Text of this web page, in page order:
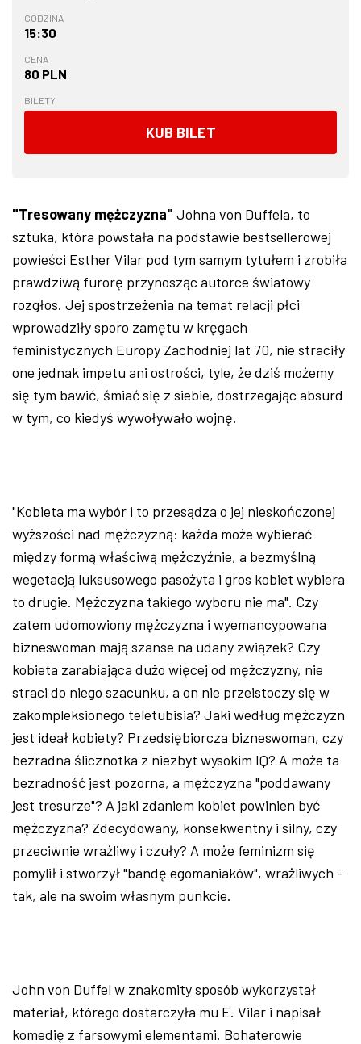
GODZINA
15:30
CENA
80 PLN
BILETY
KUB BILET
"Tresowany mężczyzna" Johna von Duffela, to
sztuka, która powstała na podstawie bestsellerowej
powieści Esther Vilar pod tym samym tytułem i zrobiła
prawdziwą furorę przynosząc autorce światowy
rozgłos. Jej spostrzeżenia na temat relacji płci
wprowadziły sporo zamętu w kręgach
feministycznych Europy Zachodniej lat 70, nie straciły
one jednak impetu ani ostrości, tyle, że dziś możemy
się tym bawić, śmiać się z siebie, dostrzegając absurd
w tym, co kiedyś wywoływało wojnę.
"Kobieta ma wybór i to przesądza o jej nieskończonej
wyższości nad mężczyzną: każda może wybierać
między formą właściwą mężczyźnie, a bezmyślną
wegetacją luksusowego pasożyta i gros kobiet wybiera
to drugie. Mężczyzna takiego wyboru nie ma". Czy
zatem udomowiony mężczyzna i wyemancypowana
bizneswoman mają szanse na udany związek? Czy
kobieta zarabiająca dużo więcej od mężczyzny, nie
straci do niego szacunku, a on nie przeistoczy się w
zakompleksionego teletubisia? Jaki według mężczyzn
jest ideał kobiety? Przedsiębiorcza bizneswoman, czy
bezradna ślicznotka z niezbyt wysokim IQ? A może ta
bezradność jest pozorna, a mężczyzna "poddawany
jest tresurze"? A jaki zdaniem kobiet powinien być
mężczyzna? Zdecydowany, konsekwentny i silny, czy
przeciwnie wrażliwy i czuły? A może feminizm się
pomylił i stworzył "bandę egomaniaków", wrażliwych -
tak, ale na swoim własnym punkcie.
John von Duffel w znakomity sposób wykorzystał
materiał, którego dostarczyła mu E. Vilar i napisał
komedię z farsowymi elementami. Bohaterowie